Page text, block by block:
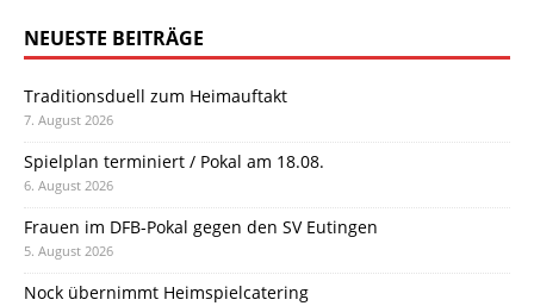
NEUESTE BEITRÄGE
Traditionsduell zum Heimauftakt
7. August 2026
Spielplan terminiert / Pokal am 18.08.
6. August 2026
Frauen im DFB-Pokal gegen den SV Eutingen
5. August 2026
Nock übernimmt Heimspielcatering